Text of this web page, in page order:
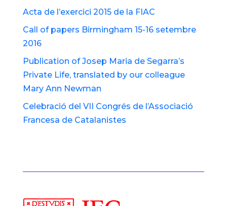
Acta de l’exercici 2015 de la FIAC
Call of papers Birmingham 15-16 setembre
2016
Publication of Josep Maria de Segarra’s
Private Life, translated by our colleague
Mary Ann Newman
Celebració del VII Congrés de l’Associació
Francesa de Catalanistes